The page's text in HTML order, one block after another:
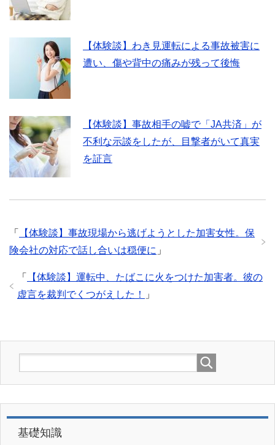
【体験談】わき見運転による事故被害に
遭い、傷や背中の痛みが残って後悔
【体験談】事故相手の嘘で「JA共済」が
不利な示談をしたが、目撃者がいて真実
を証言
「
【体験談】事故現場から逃げようとした加害女性。保
険会社の対応で話し合いは穏便に 」
「
【体験談】運転中、たばこに火をつけた加害者。彼の
虚言を裁判でくつがえした！
」
基礎知識